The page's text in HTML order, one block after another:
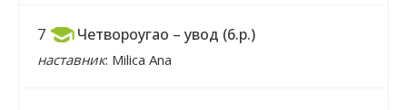
7 Четвороугао – увод (6.р.)
наставник: Milica Ana